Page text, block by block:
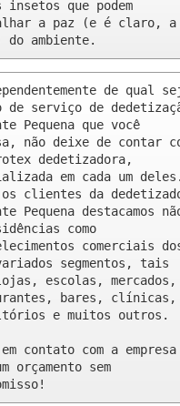
insetos que podem
a paz (e é claro, a
do ambiente.
de qual
de serviço de
Pequena que você
não deixe de contar
dedetizadora,
em cada um deles.
clientes da
Pequena destacamos
como
comerciais
segmentos, tais
escolas, mercados,
bares, clínicas,
e muitos outros.
contato com a
orçamento sem